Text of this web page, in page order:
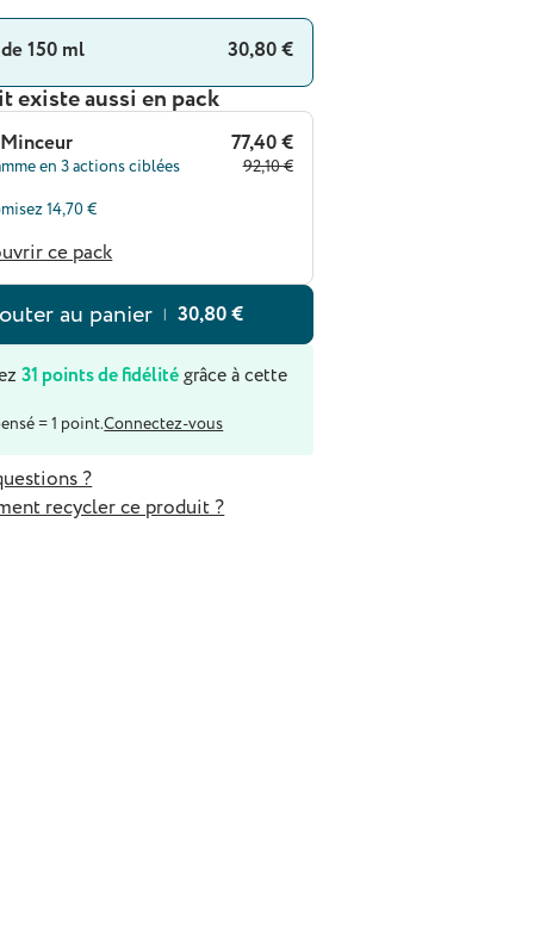
150 ml 30,80 €
existe aussi en pack
en 3 actions ciblées
14,70 €
ce pack
77,40 €
92,10 €
au panier | 30,80 €
31 points de fidélitégrâce à cette
= 1 point.Connectez-vous
?
recycler ce produit ?